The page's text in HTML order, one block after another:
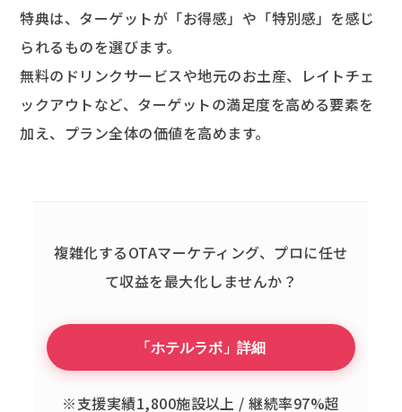
特典は、ターゲットが「お得感」や「特別感」を感じ
られるものを選びます。
無料のドリンクサービスや地元のお土産、レイトチェ
ックアウトなど、ターゲットの満足度を高める要素を
加え、プラン全体の価値を高めます。
複雑化するOTAマーケティング、 プロに任せ
て収益を最大化しませんか？
「ホテルラボ」詳細
※支援実績1,800施設以上 / 継続率97%超